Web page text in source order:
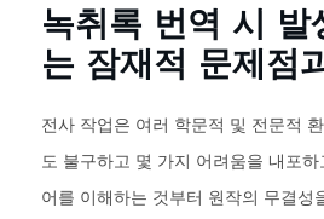
녹취록 번역 시 발
는 잠재적 문제점
전사 작업은 여러 학문적 및 전문적
도 불구하고 몇 가지 어려움을 내포
어를 이해하는 것부터 원작의 무결성